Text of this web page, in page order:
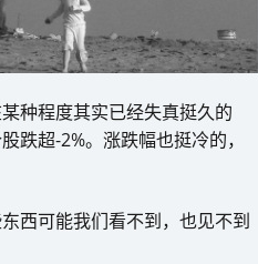
种程度其实已经失真挺久的
跌超-2%。涨跌幅也挺冷的，
西可能我们看不到，也见不到